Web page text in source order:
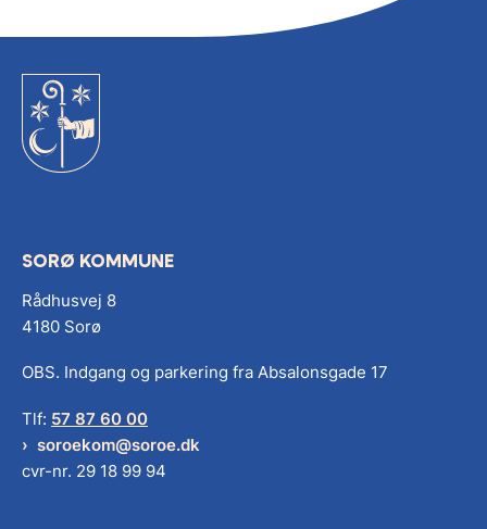
SORØ KOMMUNE
Rådhusvej 8
4180 Sorø
OBS. Indgang og parkering fra Absalonsgade 17
Tlf: 57 87 60 00
soroekom@soroe.dk
cvr-nr. 29 18 99 94